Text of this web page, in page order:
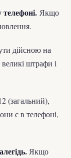
телефоні. Якщо
дійсною на
штрафи і
(загальний),
є в телефоні,
Якщо